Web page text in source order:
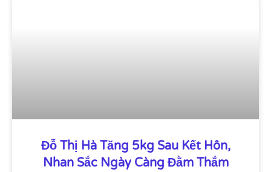
Đỗ Thị Hà Tăng 5kg Sau Kết Hôn,
Nhan Sắc Ngày Càng Đằm Thắm